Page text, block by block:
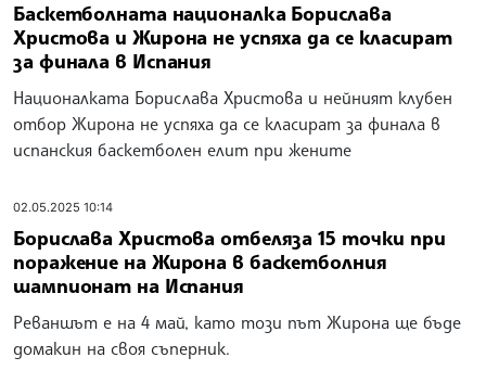
Баскетболната националка Борислава
Христова и Жирона не успяха да се класират
за финала в Испания
Националката Борислава Христова и нейният клубен
отбор Жирона не успяха да се класират за финала в
испанския баскетболен елит при жените
02.05.2025 10:14
Борислава Христова отбеляза 15 точки при
поражение на Жирона в баскетболния
шампионат на Испания
Реваншът е на 4 май, като този път Жирона ще бъде
домакин на своя съперник.